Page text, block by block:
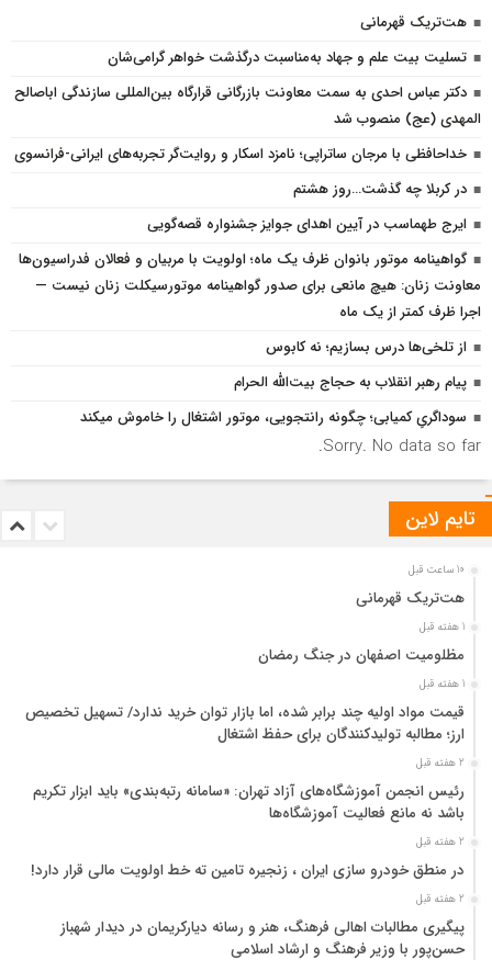
هت‌تریک قهرمانی
تسلیت بیت علم و جهاد به‌مناسبت درگذشت خواهر گرامی‌شان
دکتر عباس احدی به سمت معاونت بازرگانی قرارگاه بین‌المللی سازندگی اباصالح
المهدی (عج) منصوب شد
خداحافظی با مرجان ساتراپی؛ نامزد اسکار و روایت‌گر تجربه‌های ایرانی-فرانسوی
در کربلا چه گذشت…روز هشتم
ایرج طهماسب در آیین اهدای جوایز جشنواره قصه‌گویی
گواهینامه موتور بانوان ظرف یک ماه؛ اولویت با مربیان و فعالان فدراسیون‌ها
معاونت زنان: هیچ مانعی برای صدور گواهینامه موتورسیکلت زنان نیست —
اجرا ظرف کمتر از یک ماه
از تلخی‌ها درس بسازیم؛ نه کابوس
پیام رهبر انقلاب به حجاج بیت‌الله الحرام
سوداگریِ کمیابی؛ چگونه رانتجویی، موتور اشتغال را خاموش میکند
Sorry. No data so far.
تایم لاین
10 ساعت قبل
هت‌تریک قهرمانی
1 هفته قبل
مظلومیت اصفهان در جنگ رمضان
1 هفته قبل
قیمت مواد اولیه چند برابر شده، اما بازار توان خرید ندارد/ تسهیل تخصیص
ارز؛ مطالبه تولیدکنندگان برای حفظ اشتغال
2 هفته قبل
رئیس انجمن آموزشگاه‌های آزاد تهران: «سامانه رتبه‌بندی» باید ابزار تکریم
باشد نه مانع فعالیت آموزشگاه‌ها
2 هفته قبل
در منطق خودرو سازی ایران ، زنجیره تامین ته خط اولویت مالی قرار دارد!
2 هفته قبل
پیگیری مطالبات اهالی فرهنگ، هنر و رسانه دیارکریمان در دیدار شهباز
حسن‌پور با وزیر فرهنگ و ارشاد اسلامی